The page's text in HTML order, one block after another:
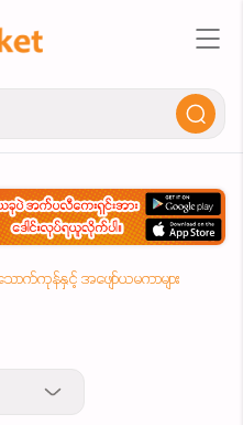
သောက်ကုန်နှင့် အဖျော်ယမကာများ